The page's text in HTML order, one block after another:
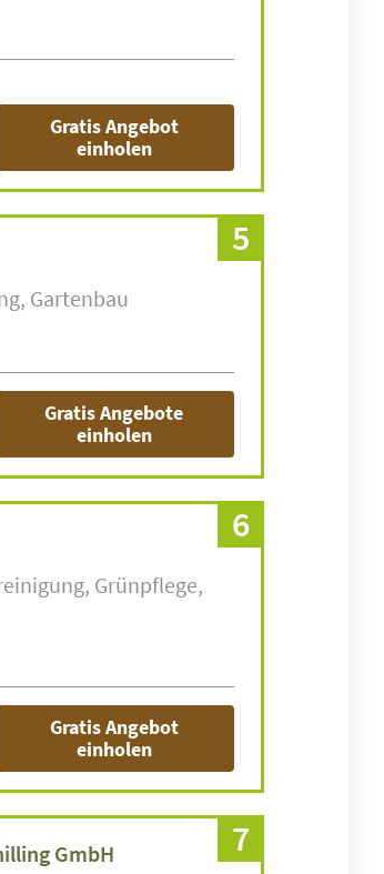
Gratis Angebot
einholen
5
Gartenbau
Gratis Angebote
einholen
6
Grünpflege
Gratis Angebot
einholen
7
GmbH